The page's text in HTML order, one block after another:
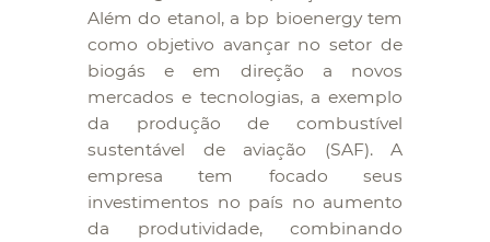
Além do etanol, a bp bioenergy tem
como objetivo avançar no setor de
biogás e em direção a novos
mercados e tecnologias, a exemplo
da produção de combustível
sustentável de aviação (SAF). A
empresa tem focado seus
investimentos no país no aumento
da produtividade, combinando